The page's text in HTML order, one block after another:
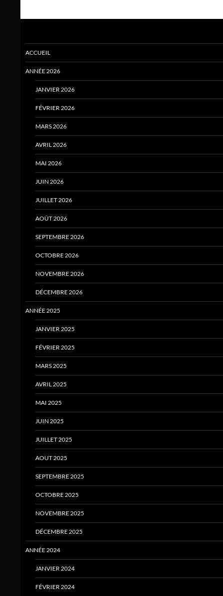
ACCUEIL
ANNÉE 2026
JANVIER 2026
FÉVRIER 2026
MARS 2026
AVRIL 2026
MAI 2026
JUIN 2026
JUILLET 2026
AOÛT 2026
SEPTEMBRE 2026
OCTOBRE 2026
NOVEMBRE 2026
DÉCEMBRE 2026
ANNÉE 2025
JANVIER 2025
FÉVRIER 2025
MARS 2025
AVRIL 2025
MAI 2025
JUIN 2025
JUILLET 2025
AOUT 2025
SEPTEMBRE 2025
OCTOBRE 2025
NOVEMBRE 2025
DÉCEMBRE 2025
ANNÉE 2024
JANVIER 2024
FÉVRIER 2024